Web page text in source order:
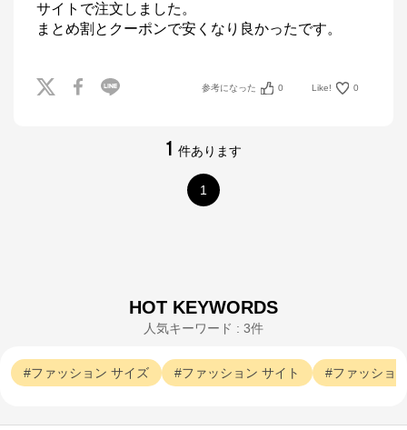
サイトで注文しました。
まとめ割とクーポンで安くなり良かったです。
参考になった 0 Like! 0
1 件あります
1
HOT KEYWORDS
人気キーワード : 3件
ファッション サイズ ファッション サイト ファッショ